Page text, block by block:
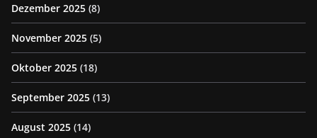
Dezember 2025 (8)
November 2025 (5)
Oktober 2025 (18)
September 2025 (13)
August 2025 (14)